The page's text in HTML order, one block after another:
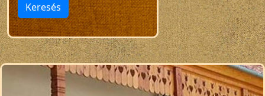
Keresés